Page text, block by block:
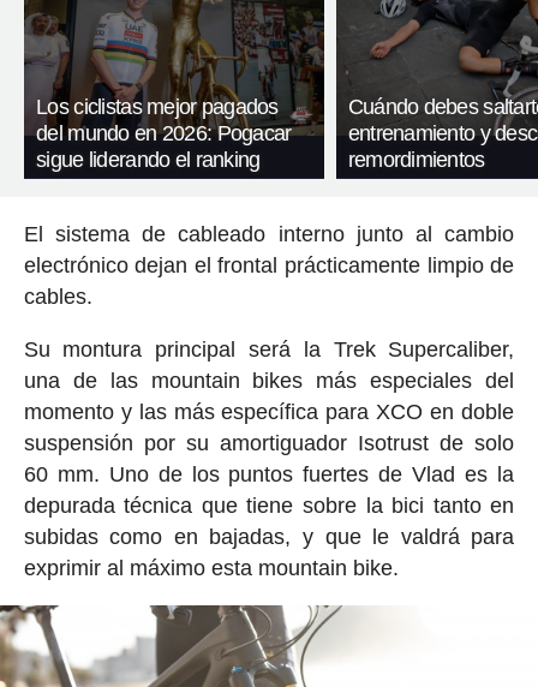
Los ciclistas mejor pagados
del mundo en 2026: Pogacar
sigue liderando el ranking
Cuándo debes
entrenamiento y
remordimientos
El sistema de cableado interno junto al cambio
electrónico dejan el frontal prácticamente limpio de
cables.
Su montura principal será la Trek Supercaliber,
una de las mountain bikes más especiales del
momento y las más específica para XCO en doble
suspensión por su amortiguador Isotrust de solo
60 mm. Uno de los puntos fuertes de Vlad es la
depurada técnica que tiene sobre la bici tanto en
subidas como en bajadas, y que le valdrá para
exprimir al máximo esta mountain bike.